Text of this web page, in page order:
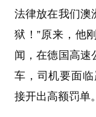
法律放在我们澳
狱！”原来，他
闻，在德国高速
车，司机要面
接开出高额罚单。